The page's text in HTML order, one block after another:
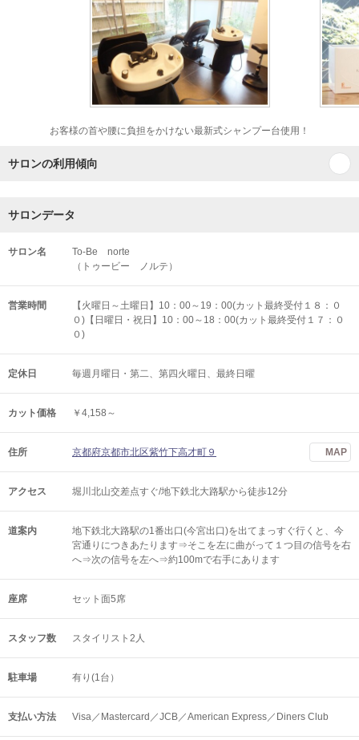
お客様の首や腰に負担をかけない最新式シャンプー台使用！
サロンの利用傾向
サロンデータ
サロン名
To-Be norte
（トゥービー ノルテ）
営業時間
【火曜日～土曜日】10：00～19：00(カット最終受付１８：０
０)【日曜日・祝日】10：00～18：00(カット最終受付１７：０
０)
定休日 毎週月曜日・第二、第四火曜日、最終日曜
カット価格 ￥4,158～
住所 京都府京都市北区紫竹下高才町９ MAP
アクセス 堀川北山交差点すぐ/地下鉄北大路駅から徒歩12分
道案内
地下鉄北大路駅の1番出口(今宮出口)を出てまっすぐ行くと、今
宮通りにつきあたります⇒そこを左に曲がって１つ目の信号を右
へ⇒次の信号を左へ⇒約100mで右手にあります
座席 セット面5席
スタッフ数 スタイリスト2人
駐車場 有り(1台）
支払い方法 Visa／Mastercard／JCB／American Express／Diners Club